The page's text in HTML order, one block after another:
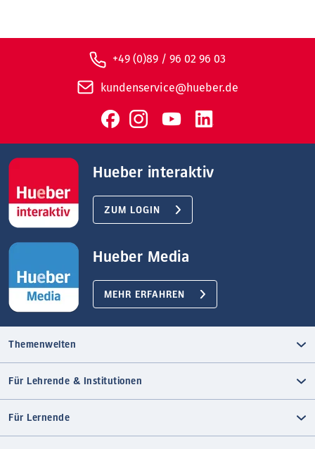
+49 (0)89 / 96 02 96 03
kundenservice@hueber.de
Hueber interaktiv
ZUM LOGIN
Hueber Media
MEHR ERFAHREN
Themenwelten
Für Lehrende & Institutionen
Für Lernende